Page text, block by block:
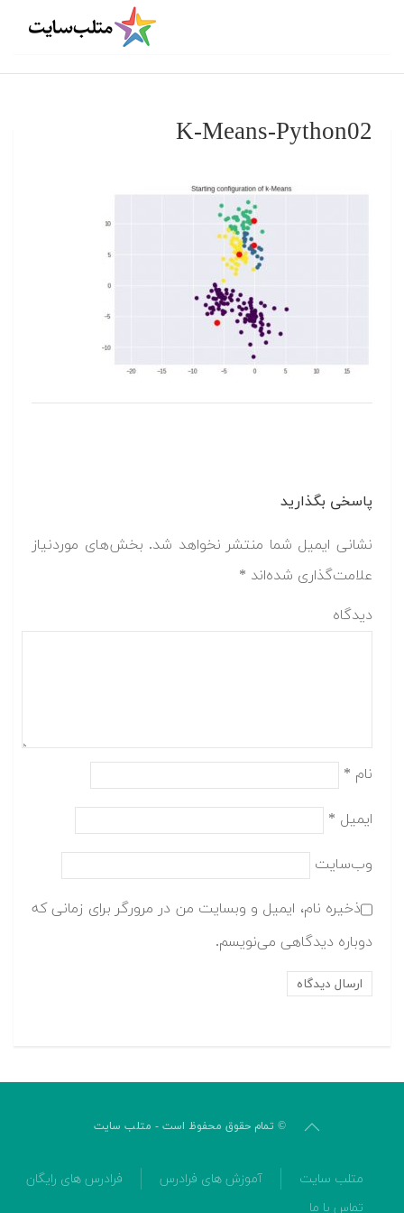
K-Means-Python02
پاسخی بگذارید
نشانی ایمیل شما منتشر نخواهد شد. بخش‌های موردنیاز
علامت‌گذاری شده‌اند *
دیدگاه
نام *
ایمیل *
وب‌سایت
ذخیره نام، ایمیل و وبسایت من در مرورگر برای زمانی که
دوباره دیدگاهی می‌نویسم.
© تمام حقوق محفوظ است - متلب سایت
متلب سایت آموزش های فرادرس
فرادرس های رایگان
تماس با ما